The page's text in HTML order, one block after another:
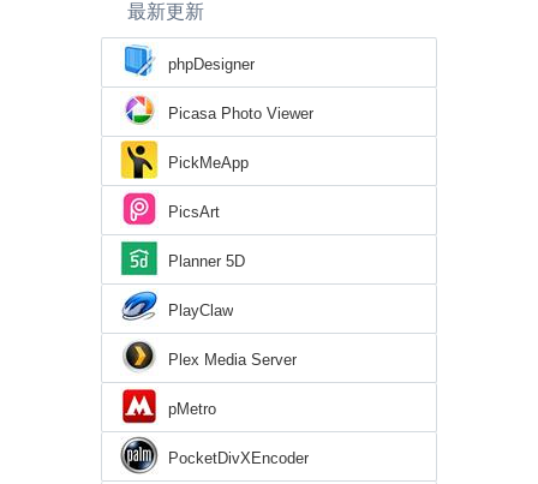
最新更新
phpDesigner
Picasa Photo Viewer
PickMeApp
PicsArt
Planner 5D
PlayClaw
Plex Media Server
pMetro
PocketDivXEncoder